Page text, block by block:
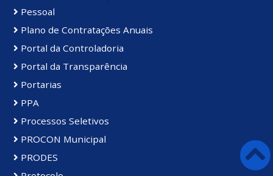
Pessoal
Plano de Contratações Anuais
Portal da Controladoria
Portal da Transparência
Portarias
PPA
Processos Seletivos
PROCON Municipal
PRODES